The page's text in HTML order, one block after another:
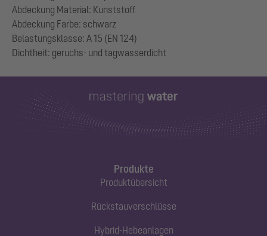
Abdeckung Material: Kunststoff
Abdeckung Farbe: schwarz
Belastungsklasse: A 15 (EN 124)
Produkte
Produktübersicht
Rückstauverschlüsse
Hybrid-Hebeanlagen